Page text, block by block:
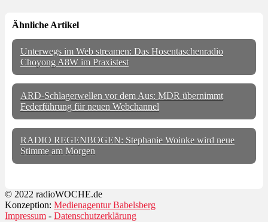
Ähnliche Artikel
Unterwegs im Web streamen: Das Hosentaschenradio
Choyong A8W im Praxistest
ARD-Schlagerwellen vor dem Aus: MDR übernimmt
Federführung für neuen Webchannel
RADIO REGENBOGEN: Stephanie Woinke wird neue
Stimme am Morgen
© 2022 radioWOCHE.de
Konzeption: Medienagentur Babelsberg
Impressum - Datenschutzerklärung